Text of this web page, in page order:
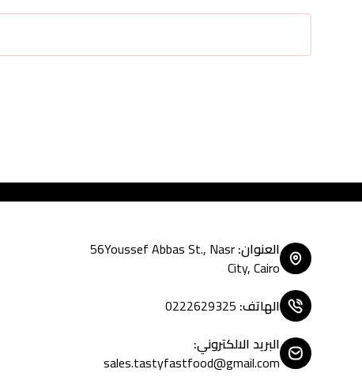
العنوان:
56Youssef Abbas St., Nasr
City, Cairo
الهاتف:
0222629325
البريد الالكتروني:
sales.tastyfastfood@gmail.com